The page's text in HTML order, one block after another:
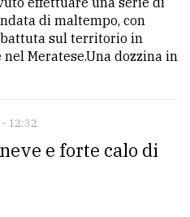
di maltempo, con
sul territorio in
Meratese.Una dozzina in
12:32
e forte calo di